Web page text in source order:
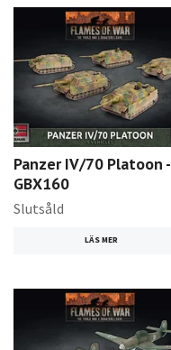
Panzer IV/70 Platoon -
GBX160
Slutsåld
LÄS MER